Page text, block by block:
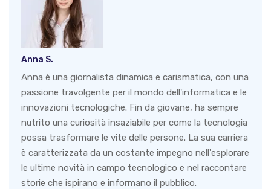
Anna S.
Anna è una giornalista dinamica e carismatica, con una
passione travolgente per il mondo dell'informatica e le
innovazioni tecnologiche. Fin da giovane, ha sempre
nutrito una curiosità insaziabile per come la tecnologia
possa trasformare le vite delle persone. La sua carriera
è caratterizzata da un costante impegno nell'esplorare
le ultime novità in campo tecnologico e nel raccontare
storie che ispirano e informano il pubblico.